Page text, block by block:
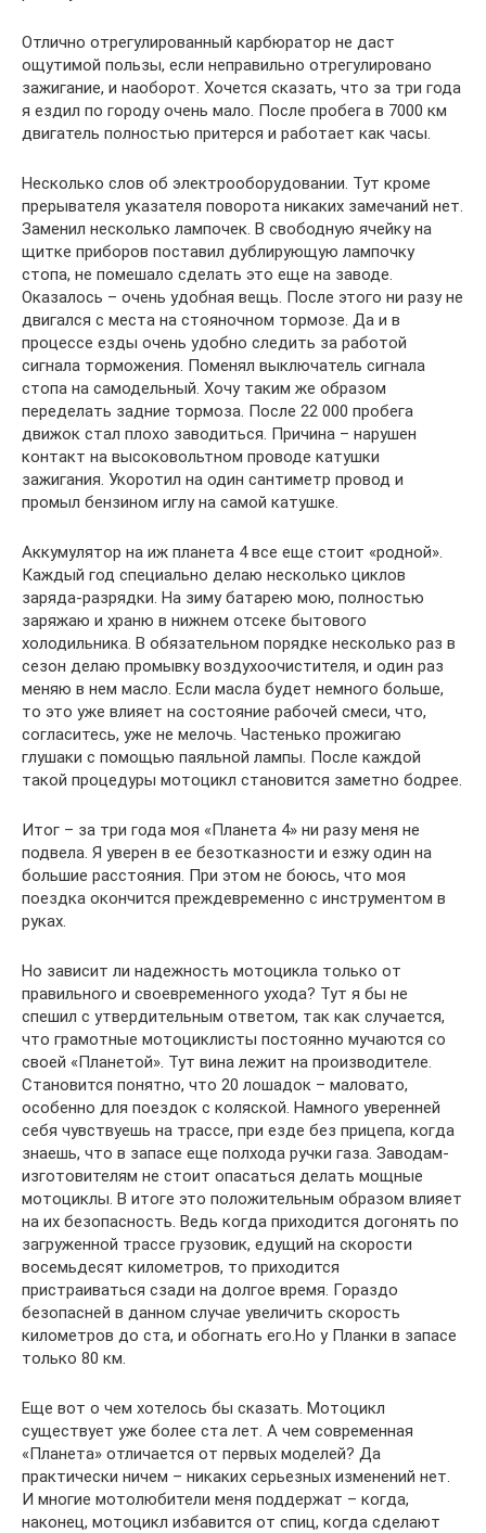
Отлично отрегулированный карбюратор не даст
ощутимой пользы, если неправильно отрегулировано
зажигание, и наоборот. Хочется сказать, что за три года
я ездил по городу очень мало. После пробега в 7000 км
двигатель полностью притерся и работает как часы.
Несколько слов об электрооборудовании. Тут кроме
прерывателя указателя поворота никаких замечаний нет.
Заменил несколько лампочек. В свободную ячейку на
щитке приборов поставил дублирующую лампочку
стопа, не помешало сделать это еще на заводе.
Оказалось – очень удобная вещь. После этого ни разу не
двигался с места на стояночном тормозе. Да и в
процессе езды очень удобно следить за работой
сигнала торможения. Поменял выключатель сигнала
стопа на самодельный. Хочу таким же образом
переделать задние тормоза. После 22 000 пробега
движок стал плохо заводиться. Причина – нарушен
контакт на высоковольтном проводе катушки
зажигания. Укоротил на один сантиметр провод и
промыл бензином иглу на самой катушке.
Аккумулятор на иж планета 4 все еще стоит «родной».
Каждый год специально делаю несколько циклов
заряда-разрядки. На зиму батарею мою, полностью
заряжаю и храню в нижнем отсеке бытового
холодильника. В обязательном порядке несколько раз в
сезон делаю промывку воздухоочистителя, и один раз
меняю в нем масло. Если масла будет немного больше,
то это уже влияет на состояние рабочей смеси, что,
согласитесь, уже не мелочь. Частенько прожигаю
глушаки с помощью паяльной лампы. После каждой
такой процедуры мотоцикл становится заметно бодрее.
Итог – за три года моя «Планета 4» ни разу меня не
подвела. Я уверен в ее безотказности и езжу один на
большие расстояния. При этом не боюсь, что моя
поездка окончится преждевременно с инструментом в
руках.
Но зависит ли надежность мотоцикла только от
правильного и своевременного ухода? Тут я бы не
спешил с утвердительным ответом, так как случается,
что грамотные мотоциклисты постоянно мучаются со
своей «Планетой». Тут вина лежит на производителе.
Становится понятно, что 20 лошадок – маловато,
особенно для поездок с коляской. Намного уверенней
себя чувствуешь на трассе, при езде без прицепа, когда
знаешь, что в запасе еще полхода ручки газа. Заводам-
изготовителям не стоит опасаться делать мощные
мотоциклы. В итоге это положительным образом влияет
на их безопасность. Ведь когда приходится догонять по
загруженной трассе грузовик, едущий на скорости
восемьдесят километров, то приходится
пристраиваться сзади на долгое время. Гораздо
безопасней в данном случае увеличить скорость
километров до ста, и обогнать его.Но у Планки в запасе
только 80 км.
Еще вот о чем хотелось бы сказать. Мотоцикл
существует уже более ста лет. А чем современная
«Планета» отличается от первых моделей? Да
практически ничем – никаких серьезных изменений нет.
И многие мотолюбители меня поддержат – когда,
наконец, мотоцикл избавится от спиц, когда сделают